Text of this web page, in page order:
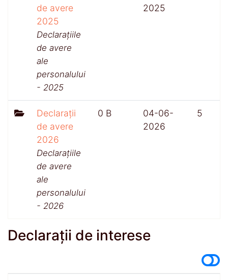
de avere
2025
Declarațiile
de avere
ale
personalului
- 2025
2025
Declarații
de avere
2026
Declarațiile
de avere
ale
personalului
- 2026
0 B
04-06-
2026
5
Declarații de interese